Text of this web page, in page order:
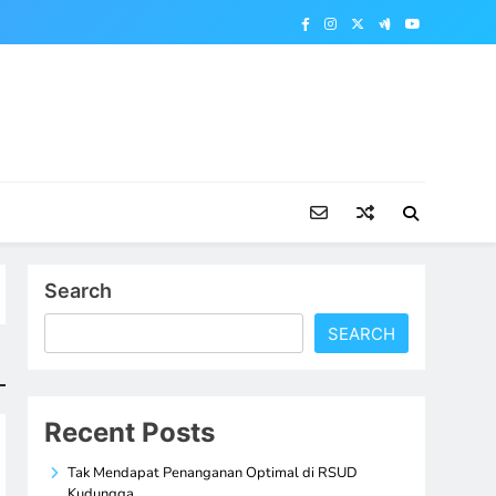
Search
SEARCH
Recent Posts
Tak Mendapat Penanganan Optimal di RSUD